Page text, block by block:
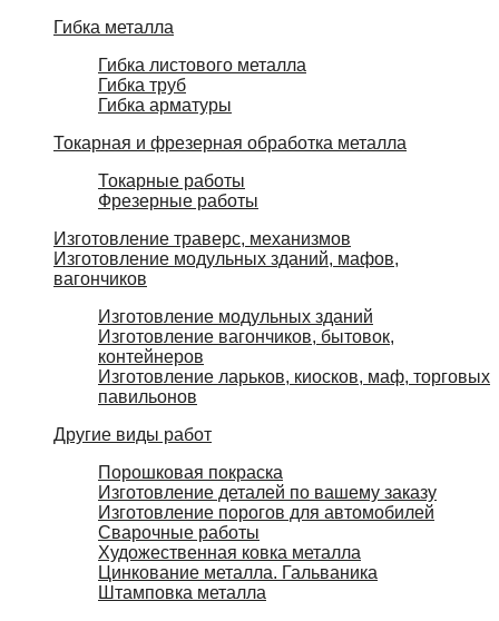
Гибка металла
Гибка листового металла
Гибка труб
Гибка арматуры
Токарная и фрезерная обработка металла
Токарные работы
Фрезерные работы
Изготовление траверс, механизмов
Изготовление модульных зданий, мафов,
вагончиков
Изготовление модульных зданий
Изготовление вагончиков, бытовок,
контейнеров
Изготовление ларьков, киосков, маф, торговых
павильонов
Другие виды работ
Порошковая покраска
Изготовление деталей по вашему заказу
Изготовление порогов для автомобилей
Сварочные работы
Художественная ковка металла
Цинкование металла. Гальваника
Штамповка металла